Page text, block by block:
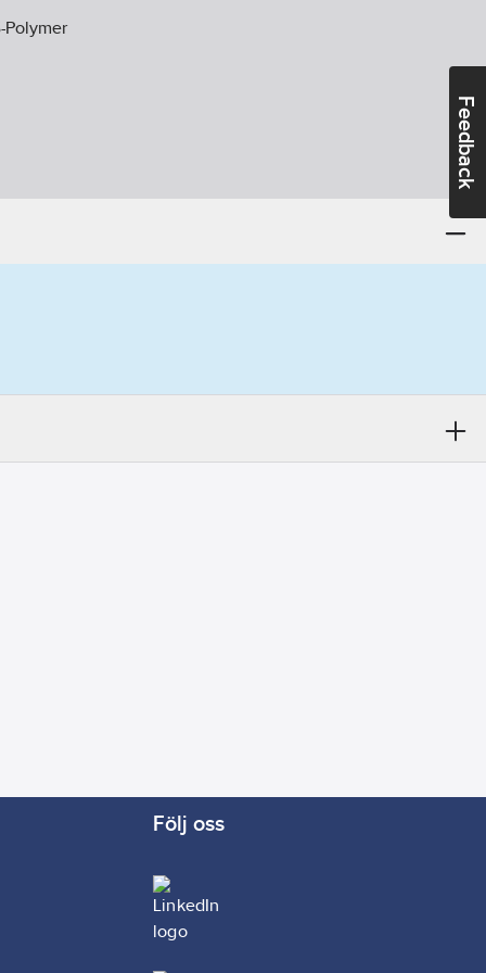
Feedback
Polymer
Följ oss